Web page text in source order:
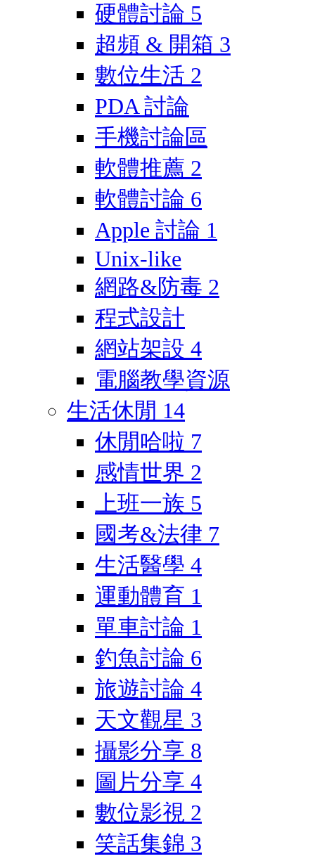
硬體討論 5
超頻 & 開箱 3
數位生活 2
PDA 討論
手機討論區
軟體推薦 2
軟體討論 6
Apple 討論 1
Unix-like
網路&防毒 2
程式設計
網站架設 4
電腦教學資源
生活休閒 14
休閒哈啦 7
感情世界 2
上班一族 5
國考&法律 7
生活醫學 4
運動體育 1
單車討論 1
釣魚討論 6
旅遊討論 4
天文觀星 3
攝影分享 8
圖片分享 4
數位影視 2
笑話集錦 3